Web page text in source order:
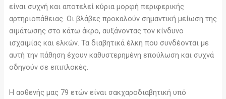
είναι συχνή και αποτελεί κύρια μορφή περιφερικής
αρτηριοπάθειας. Οι βλάβες προκαλούν σημαντική μείωση της
αιμάτωσης στο κάτω άκρο, αυξάνοντας τον κίνδυνο
ισχαιμίας και ελκών. Τα διαβητικά έλκη που συνδέονται με
αυτή την πάθηση έχουν καθυστερημένη επούλωση και συχνά
οδηγούν σε επιπλοκές.
H ασθενής μας 79 ετών είναι σακχαροδιαβητική υπό